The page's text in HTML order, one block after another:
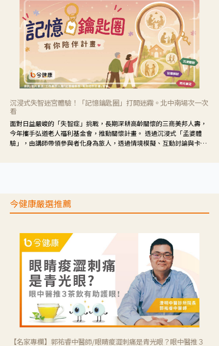
沉浸式失智迷宮體驗！「記憶鑰匙圈」打開迷霧。北中南場次一次
看
面對日益嚴峻的「失智症」挑戰，長期深耕高齡關懷的三商美邦人壽，
今年攜手弘道老人福利基金會，推動關懷計畫。 透過沉浸式「孟婆體
驗」，由講師帶領參與者化身為旅人，透過情境模擬、互動討論與卡牌
今健康嚴選推薦
【名家專欄】郭祐睿中醫師/眼睛痠澀刺痛是青光眼？眼中醫推３